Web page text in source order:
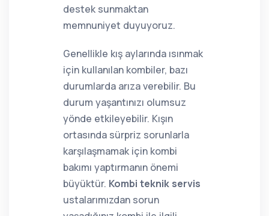
destek sunmaktan
memnuniyet duyuyoruz.
Genellikle kış aylarında ısınmak
için kullanılan kombiler, bazı
durumlarda arıza verebilir. Bu
durum yaşantınızı olumsuz
yönde etkileyebilir. Kışın
ortasında sürpriz sorunlarla
karşılaşmamak için kombi
bakımı yaptırmanın önemi
büyüktür. Kombi teknik servis
ustalarımızdan sorun